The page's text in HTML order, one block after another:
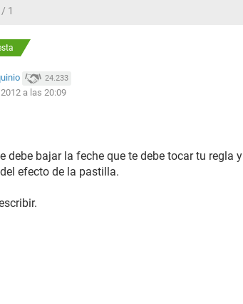
1
24.233
a las 20:09
debe bajar la feche que te debe tocar tu regla
efecto de la pastilla.